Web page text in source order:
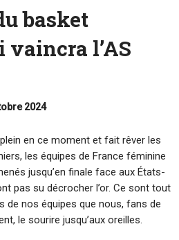
basket
vaincra l’AS
2024
en ce moment et fait rêver les
les équipes de France féminine
jusqu’en finale face aux États-
pas su décrocher l’or. Ce sont tout
de nos équipes que nous, fans de
le sourire jusqu’aux oreilles.